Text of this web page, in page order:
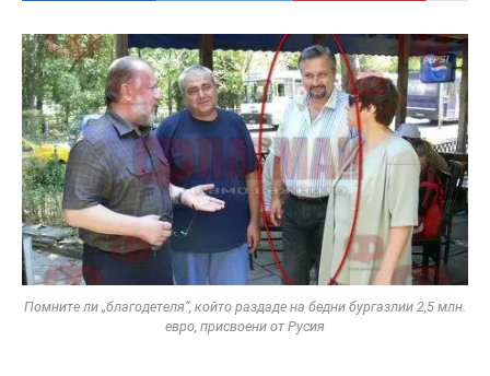
Помните ли „благодетеля“, който раздаде на бедни бургазлии 2,5 млн.
евро, присвоени от Русия